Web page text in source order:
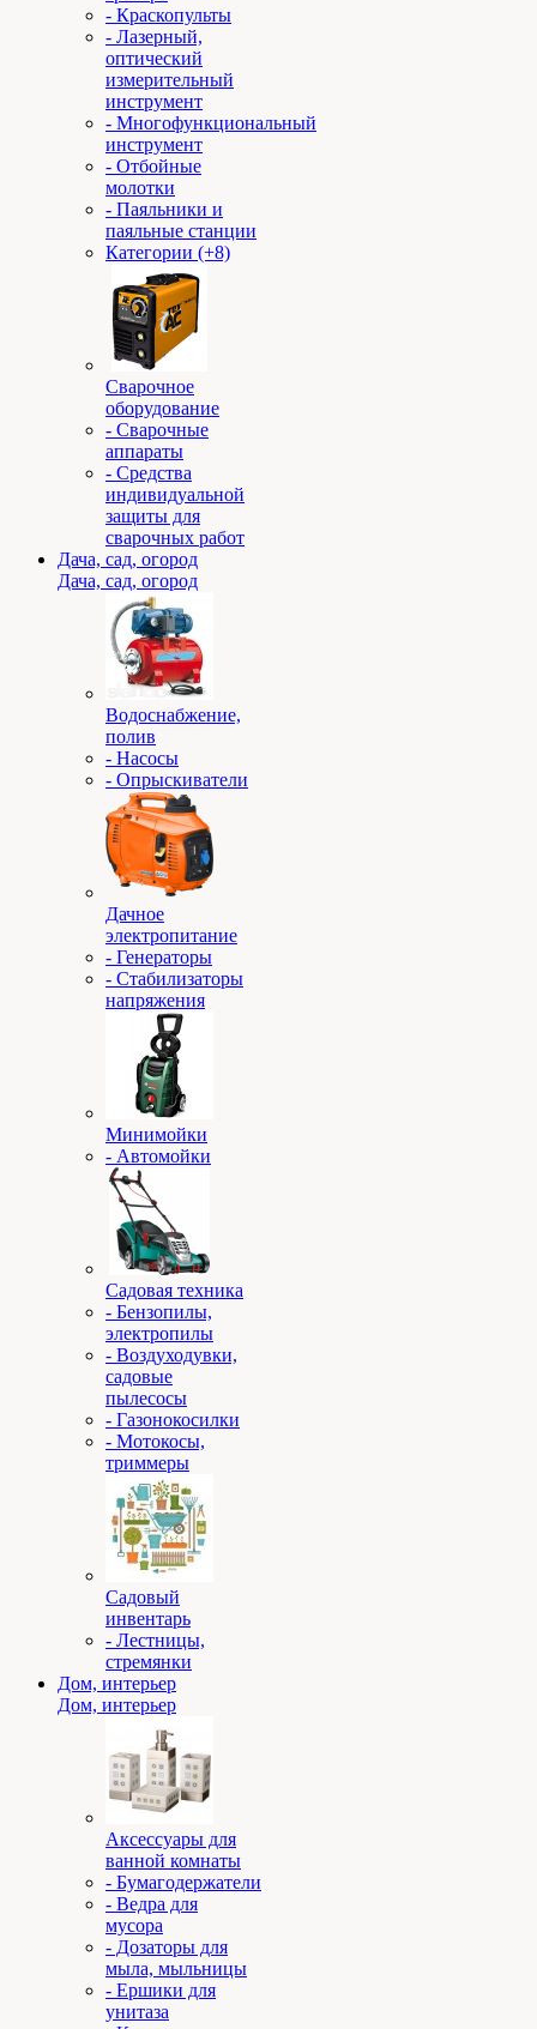
- Краскопульты
- Лазерный,
оптический
измерительный
инструмент
- Многофункциональный
инструмент
- Отбойные
молотки
- Паяльники и
паяльные станции
Категории (+8)
Сварочное
оборудование
- Сварочные
аппараты
- Средства
индивидуальной
защиты для
сварочных работ
Дача, сад, огород
Дача, сад, огород
Водоснабжение,
полив
- Насосы
- Опрыскиватели
Дачное
электропитание
- Генераторы
- Стабилизаторы
напряжения
Минимойки
- Автомойки
Садовая техника
- Бензопилы,
электропилы
- Воздуходувки,
садовые
пылесосы
- Газонокосилки
- Мотокосы,
триммеры
Садовый
инвентарь
- Лестницы,
стремянки
Дом, интерьер
Дом, интерьер
Аксессуары для
ванной комнаты
- Бумагодержатели
- Ведра для
мусора
- Дозаторы для
мыла, мыльницы
- Ершики для
унитаза